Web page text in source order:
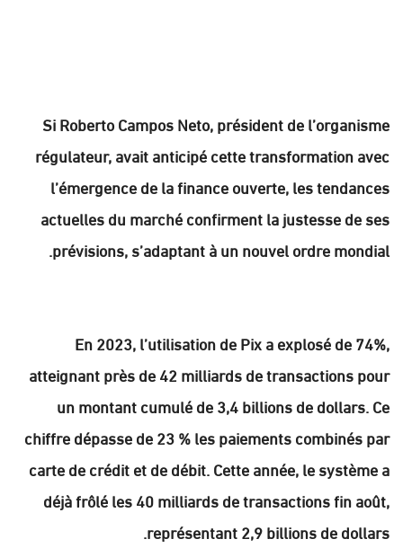
Si Roberto Campos Neto, président de l’organisme
régulateur, avait anticipé cette transformation avec
l’émergence de la finance ouverte, les tendances
actuelles du marché confirment la justesse de ses
prévisions, s’adaptant à un nouvel ordre mondial.
En 2023, l’utilisation de Pix a explosé de 74%,
atteignant près de 42 milliards de transactions pour
un montant cumulé de 3,4 billions de dollars. Ce
chiffre dépasse de 23 % les paiements combinés par
carte de crédit et de débit. Cette année, le système a
déjà frôlé les 40 milliards de transactions fin août,
représentant 2,9 billions de dollars.